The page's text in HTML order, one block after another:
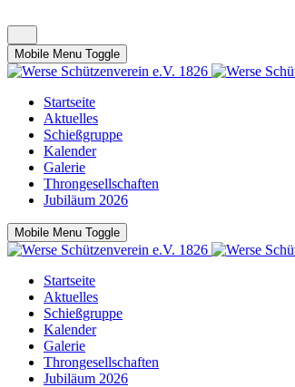
Mobile Menu Toggle
Startseite
Aktuelles
Schießgruppe
Kalender
Galerie
Throngesellschaften
Jubiläum 2026
Mobile Menu Toggle
Startseite
Aktuelles
Schießgruppe
Kalender
Galerie
Throngesellschaften
Jubiläum 2026